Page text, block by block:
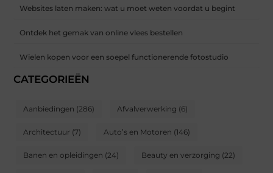
Websites laten maken: wat u moet weten voordat u begint
Ontdek het gemak van online vlees bestellen
Wielen kopen voor een soepel functionerende fotostudio
CATEGORIEËN
Aanbiedingen (286) Afvalverwerking (6)
Architectuur (7) Auto’s en Motoren (146)
Banen en opleidingen (24) Beauty en verzorging (22)